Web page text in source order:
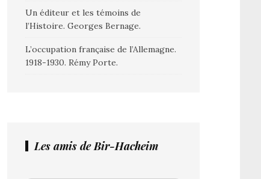
Un éditeur et les témoins de
l’Histoire. Georges Bernage.
L’occupation française de l’Allemagne.
1918-1930. Rémy Porte.
Les amis de Bir-Hacheim